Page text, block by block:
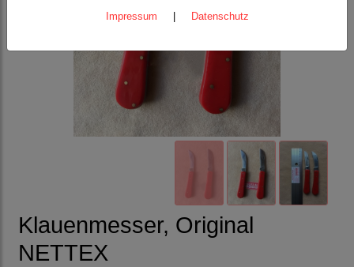
Klauenmesser, Original
NETTEX
Impressum Datenschutz